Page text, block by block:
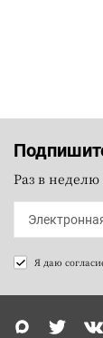
Раз в
Я даю